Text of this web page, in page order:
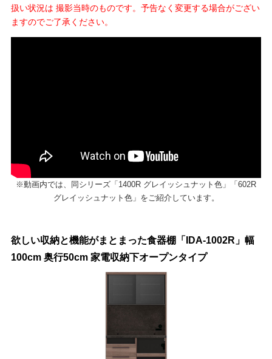
扱い状況は 撮影当時のものです。予告なく変更する場合がござい
ますのでご了承ください。
※動画内では、同シリーズ「1400R グレイッシュナット色」「602R
グレイッシュナット色」をご紹介しています。
欲しい収納と機能がまとまった食器棚「IDA-1002R」幅
100cm 奥行50cm 家電収納下オープンタイプ